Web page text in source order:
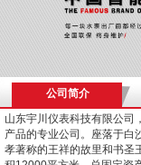
公司简介
山东宇川仪表科技有限公司
产品的专业公司。座落于白
孝著称的王祥的故里和书圣